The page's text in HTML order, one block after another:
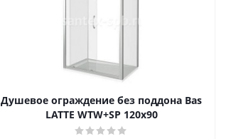
Душевое ограждение без поддона Bas
LATTE WTW+SP 120х90